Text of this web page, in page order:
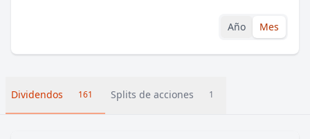
Año Mes
Dividendos 161 Splits de acciones 1